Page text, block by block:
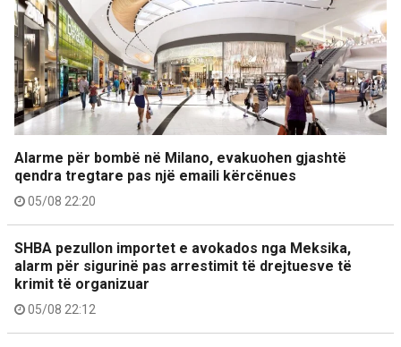
Alarme për bombë në Milano, evakuohen gjashtë
qendra tregtare pas një emaili kërcënues
05/08 22:20
SHBA pezullon importet e avokados nga Meksika,
alarm për sigurinë pas arrestimit të drejtuesve të
krimit të organizuar
05/08 22:12